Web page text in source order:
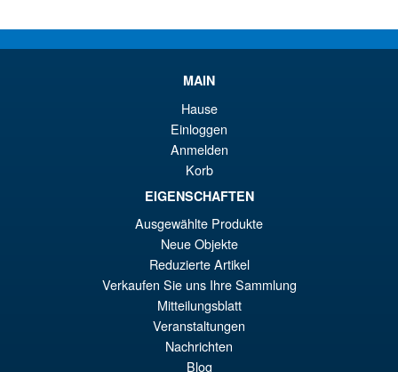
€98.29
IN DEN WARENKORB
S.H. Figuarts Dragon Ball
Daima Super Saiyan 4 Son
VORBESTELLUNGEN
MAIN
Hause
Einloggen
Anmelden
Korb
EIGENSCHAFTEN
Ausgewählte Produkte
Neue Objekte
Reduzierte Artikel
Verkaufen Sie uns Ihre Sammlung
Mitteilungsblatt
Veranstaltungen
Nachrichten
Blog